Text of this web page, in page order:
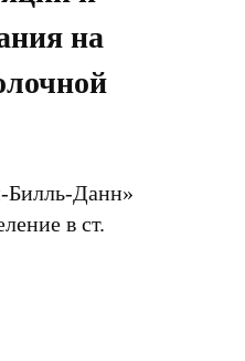
на
Данн»
в ст.